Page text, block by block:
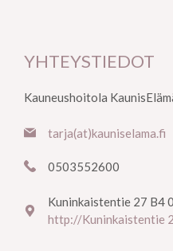
YHTEYSTIEDOT
Kauneushoitola
tarja(at)kauniselama.fi
0503552600
Kuninkaistentie 27 B4
http://Kuninkaistentie